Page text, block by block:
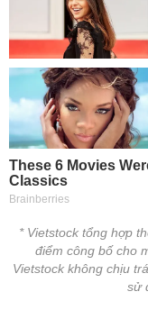
* Vietstock tổng hợp
điểm công bố cho
Vietstock không chịu
sử